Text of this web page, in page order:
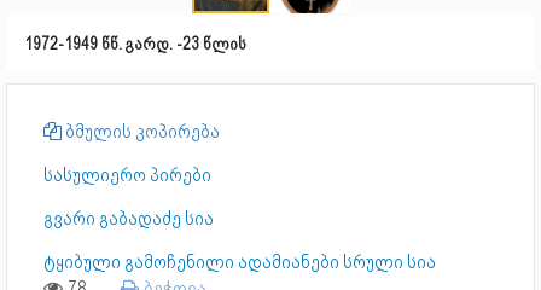
1972-1949 წწ. გარდ. -23 წლის
ბმულის კოპირება
სასულიერო პირები
გვარი გაბადაძე სია
ტყიბული გამოჩენილი ადამიანები სრული სია